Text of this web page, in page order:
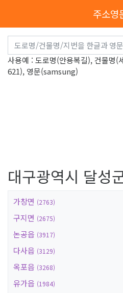
주소영
사용예 : 도로명(안용복길), 건물명(
621), 영문(samsung)
대구광역시 달성
가창면 (2763)
구지면 (2675)
논공읍 (3917)
다사읍 (3129)
옥포읍 (3268)
유가읍 (1984)